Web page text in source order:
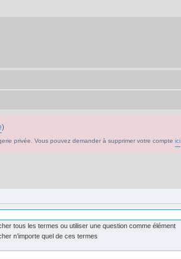
)
privée. Vous pouvez demander à supprimer votre compte ici
tous les termes ou utiliser une question comme élément
n’importe quel de ces termes